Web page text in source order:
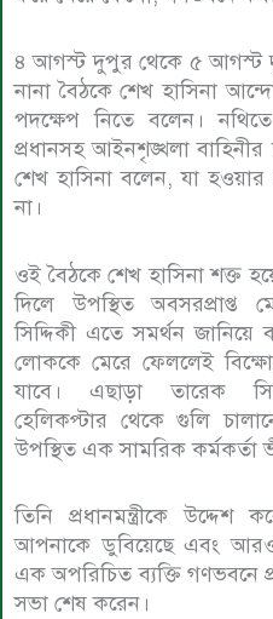
৪ আগস্ট দুপুর থেকে ৫ আগস্ট
নানা বৈঠকে শেখ হাসিনা
পদক্ষেপ নিতে বলেন।
প্রধানসহ আইনশৃঙ্খলা বাহিনীর
শেখ হাসিনা বলেন, যা
না।
ওই বৈঠকে শেখ হাসিনা শক্ত
দিলে উপস্থিত অবসরপ্রাপ্ত
সিদ্দিকী এতে সমর্থন
লোককে মেরে ফেললেই
যাবে। এছাড়া তারেক
হেলিকপ্টার থেকে গুলি
উপস্থিত এক সামরিক কর্মকর্তা
তিনি প্রধানমন্ত্রীকে
আপনাকে ডুবিয়েছে এবং
এক অপরিচিত ব্যক্তি গণভবনে
সভা শেষ করেন।